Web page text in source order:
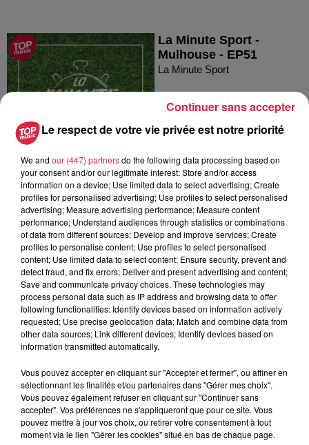
La Minute Sport -
Mulhouse - EP51
La Minute Sport
La Minute Sport -
Mulhouse - EP51
La Minute Sport
La Minute Sport - Bas-
La Minute Sport
Le respect de votre vie privée est notre priorité
We and our (447) partnersdo the following data processing based on
your consent and/or our legitimate interest: Store and/or access
information on a device; Use limited data to select advertising; Create
profiles for personalised advertising; Use profiles to select personalised
advertising; Measure advertising performance; Measure content
performance; Understand audiences through statistics or combinations
of data from different sources; Develop and improve services; Create
profiles to personalise content; Use profiles to select personalised
content; Use limited data to select content; Ensure security, prevent and
detect fraud, and fix errors; Deliver and present advertising and content;
Save and communicate privacy choices. These technologies may
process personal data such as IP address and browsing data to offer
following functionalities: Identify devices based on information actively
requested; Use precise geolocation data; Match and combine data from
other data sources; Link different devices; Identify devices based on
information transmitted automatically.
Vous pouvez accepter en cliquant sur "Accepter et fermer", ou affiner en
sélectionnant les finalités et/ou partenaires dans "Gérer mes choix".
Vous pouvez également refuser en cliquant sur "Continuer sans
accepter". Vos préférences ne s'appliqueront que pour ce site. Vous
pouvez mettre à jour vos choix, ou retirer votre consentement à tout
moment via le lien "Gérer les cookies" situé en bas de chaque page.
Continuer sans accepter